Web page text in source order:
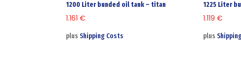
1200 Liter bunded oil tank – titan
1.161€
plusShipping Costs
1225 Liter
1.119€
plus